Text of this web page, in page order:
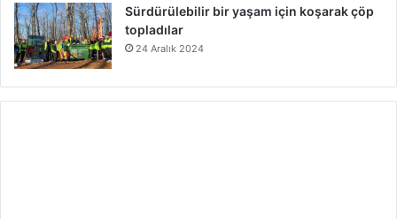
Sürdürülebilir bir yaşam için koşarak çöp
topladılar
24 Aralık 2024